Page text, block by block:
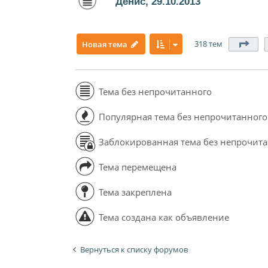
Новая тема 318 тем
Тема без непрочитанного
Популярная тема без непрочитанного
Заблокированная тема без
Тема перемещена
Тема закреплена
Тема создана как объявление
Вернуться к списку форумов